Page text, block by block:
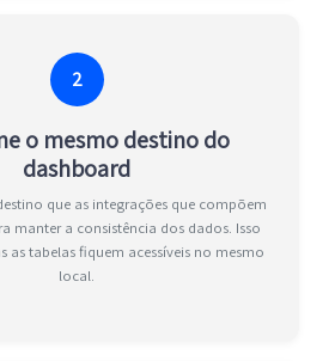
2
o mesmo destino do
dashboard
que as integrações que compõem
manter a consistência dos dados. Isso
as tabelas fiquem acessíveis no mesmo
local.